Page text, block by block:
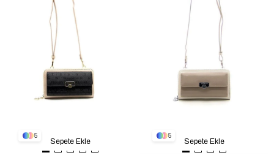
5
Sepete Ekle
5
Sepete Ekle